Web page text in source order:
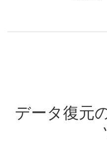
データ復元